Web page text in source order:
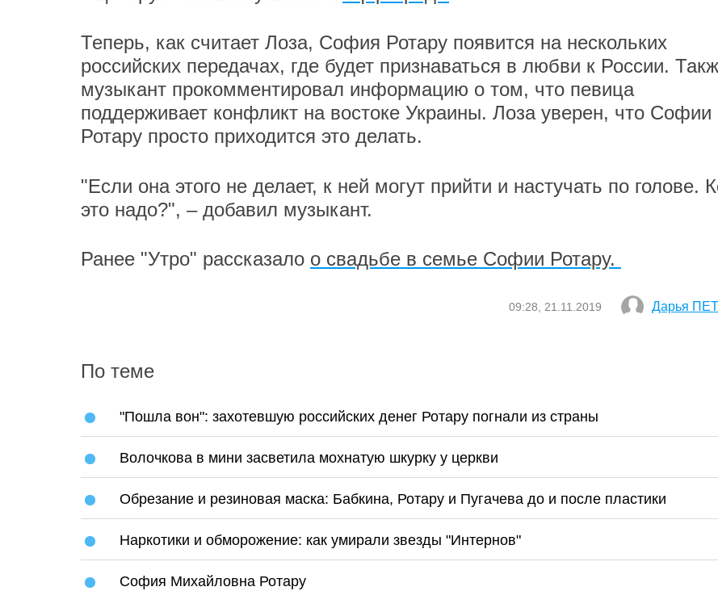
Теперь, как считает Лоза, София Ротару появится на нескольких
российских передачах, где будет признаваться в любви к России.
музыкант прокомментировал информацию о том, что певица
поддерживает конфликт на востоке Украины. Лоза уверен, что Софии
Ротару просто приходится это делать.
"Если она этого не делает, к ней могут прийти и настучать по голове.
это надо?", – добавил музыкант.
Ранее "Утро" рассказало о свадьбе в семье Софии Ротару.
09:28, 21.11.2019 Дарья
По теме
"Пошла вон": захотевшую российских денег Ротару погнали из страны
Волочкова в мини засветила мохнатую шкурку у церкви
Обрезание и резиновая маска: Бабкина, Ротару и Пугачева до и после пластики
Наркотики и обморожение: как умирали звезды "Интернов"
София Михайловна Ротару